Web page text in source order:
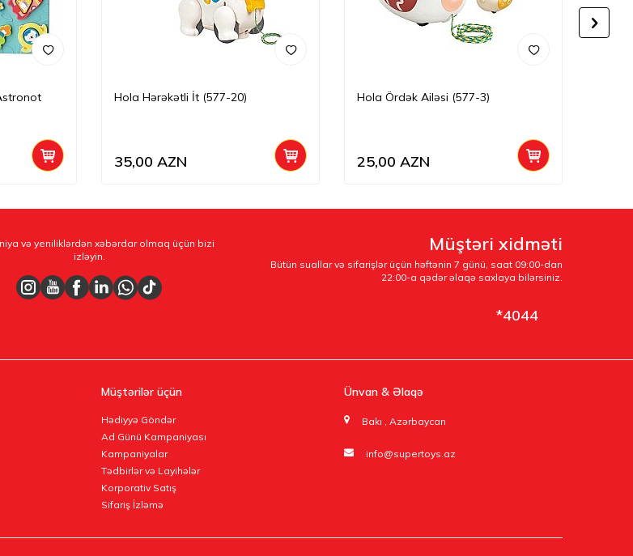
Hola Hərəkətli İt (577-20)
35,00 AZN
Hola Ördək Ailəsi (577-3)
25,00 AZN
və yeniliklərdən xəbərdar olmaq üçün bizi
izləyin.
Müştəri xidməti
Bütün suallar və sifarişlər üçün həftənin 7 günü, saat 09:00-dan
22:00-a qədər əlaqə saxlaya bilərsiniz.
*4044
Müştərilər üçün
Hədiyyə Göndər
Ad Günü Kampaniyası
Kampaniyalar
Tədbirlər və Layihələr
Korporativ Satış
Sifariş İzləmə
Ünvan & Əlaqə
Bakı , Azərbaycan
info@supertoys.az